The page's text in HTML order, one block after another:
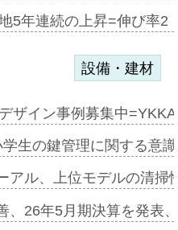
5年連続の上昇=伸び率
設備・建材
ザイン事例募集中
生の鍵管理に関する意
アル、上位モデルの清
、26年5月期決算を発表